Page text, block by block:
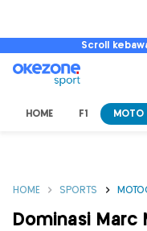
Scroll
HOME F1 MOTO
HOME SPORTS
Dominasi Marc